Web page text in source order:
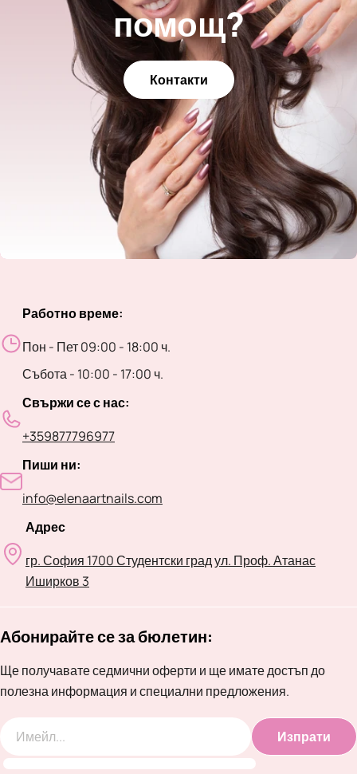
помощ?
Контакти
Работно време:
Пон - Пет 09:00 - 18:00 ч.
Събота - 10:00 - 17:00 ч.
Свържи се с нас:
+359877796977
Пиши ни:
info@elenaartnails.com
Адрес
гр. София 1700 Студентски град ул. Проф. Атанас
Иширков 3
Абонирайте се за бюлетин:
Ще получавате седмични оферти и ще имате достъп до
полезна информация и специални предложения.
Изпрати